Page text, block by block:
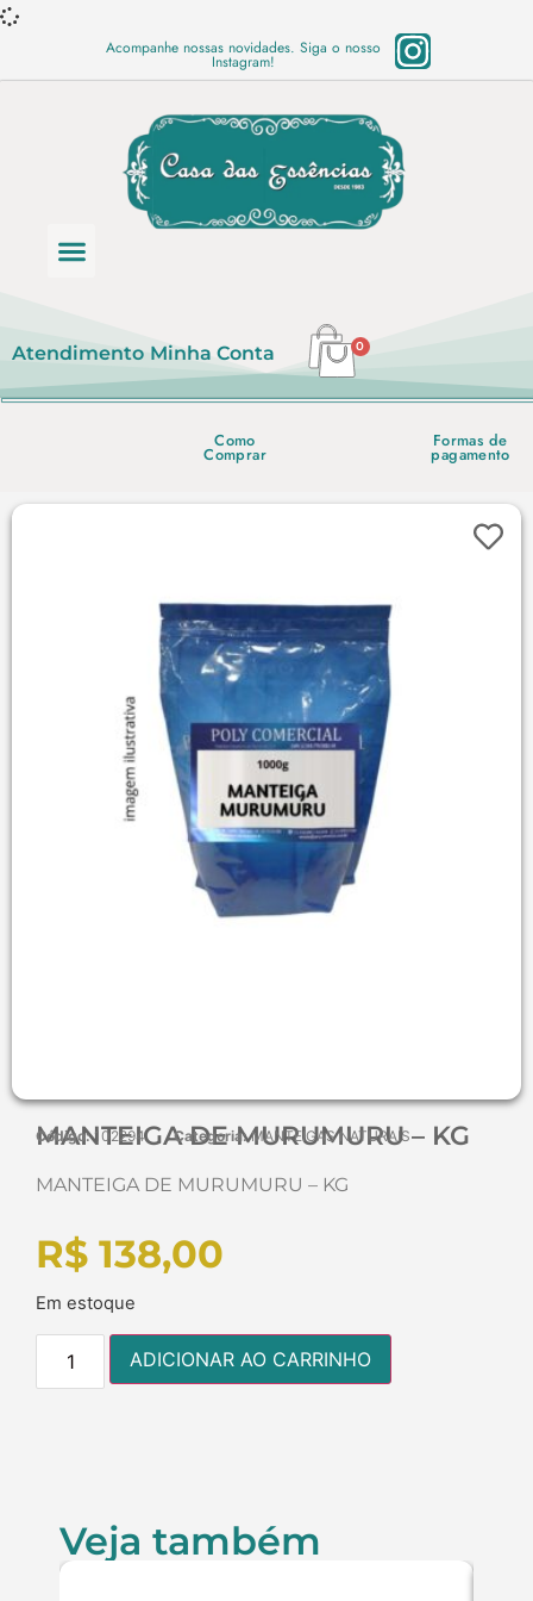
Acompanhe nossas novidades. Siga o nosso
Instagram!
Atendimento Minha Conta 0
Como
Comprar
Formas de
pagamento
MANTEIGA DE MURUMURU – KG
Código:102294 Categoria: MANTEIGAS NATURAIS
MANTEIGA DE MURUMURU – KG
R$ 138,00
Em estoque
ADICIONAR AO CARRINHO
Veja também